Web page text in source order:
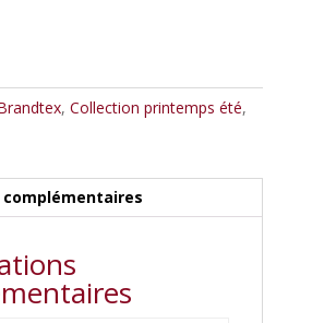
, Collection printemps été,